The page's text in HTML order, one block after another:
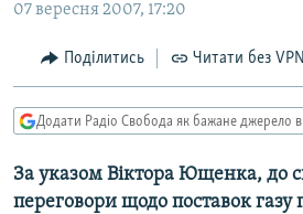
УКРАЇНА
СВІТ
СХЕМИ
КИТАЙ.ВИКЛИКИ
ФОТО
07 вересня 2007, 17:20
Поділитись Читати без VPN
Додати Радіо Свобода як бажане джерело
За указом Віктора Ющенка, до
переговори щодо поставок газу